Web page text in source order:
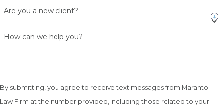
Are you a new client?
How can we help you?
By submitting, you agree to receive text messages from Maranto
Law Firm at the number provided, including those related to your